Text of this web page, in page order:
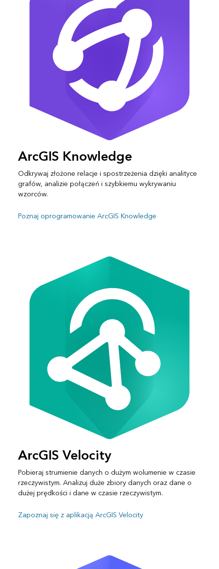
ArcGIS Knowledge
Odkrywaj złożone relacje i spostrzeżenia dzięki analityce
grafów, analizie połączeń i szybkiemu wykrywaniu
wzorców.
Poznaj oprogramowanie ArcGIS Knowledge
ArcGIS Velocity
Pobieraj strumienie danych o dużym wolumenie w czasie
rzeczywistym. Analizuj duże zbiory danych oraz dane o
dużej prędkości i dane w czasie rzeczywistym.
Zapoznaj się z aplikacją ArcGIS Velocity